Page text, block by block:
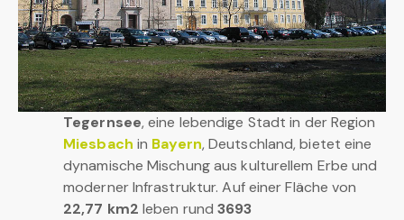
Tegernsee, eine lebendige Stadt in der Region
Miesbach in Bayern, Deutschland, bietet eine
dynamische Mischung aus kulturellem Erbe und
moderner Infrastruktur. Auf einer Fläche von
22,77 km2 leben rund3693